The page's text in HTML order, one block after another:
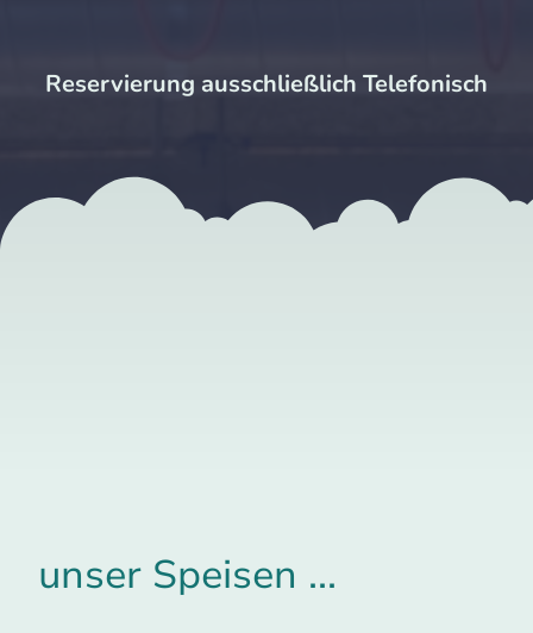
Reservierung ausschließlich Telefonisch
unser Speisen ...